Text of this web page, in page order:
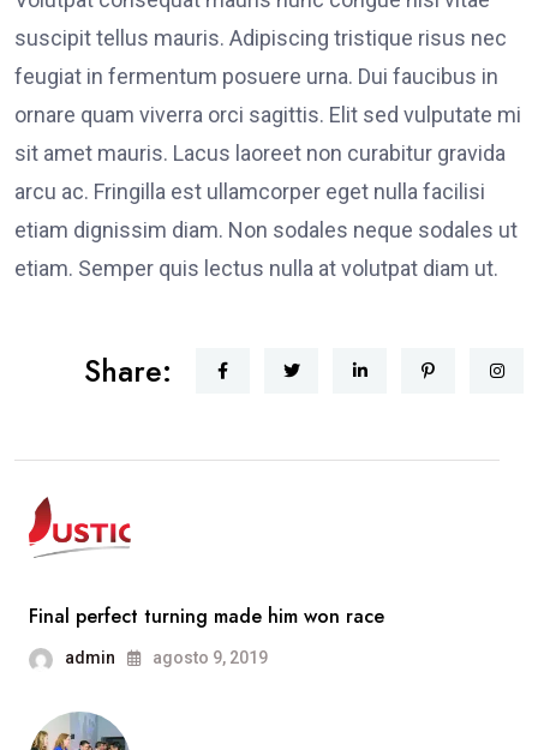
suscipit tellus mauris. Adipiscing tristique risus nec
feugiat in fermentum posuere urna. Dui faucibus in
ornare quam viverra orci sagittis. Elit sed vulputate mi
sit amet mauris. Lacus laoreet non curabitur gravida
arcu ac. Fringilla est ullamcorper eget nulla facilisi
etiam dignissim diam. Non sodales neque sodales ut
etiam. Semper quis lectus nulla at volutpat diam ut.
Share:
Final perfect turning made him won race
admin agosto 9, 2019